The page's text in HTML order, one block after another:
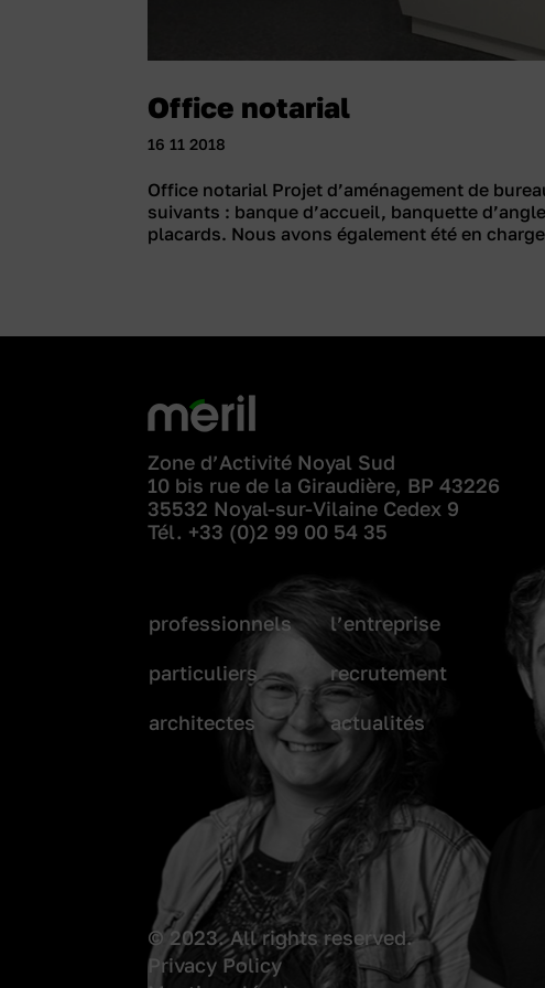
Office notarial
16 11 2018
Office notarial Projet d’aménagement de
suivants : banque d’accueil, banquette
placards. Nous avons également été en
Zone d’Activité Noyal Sud
10 bis rue de la Giraudière, BP 43226
35532 Noyal-sur-Vilaine Cedex 9
Tél. +33 (0)2 99 00 54 35
professionnels l’entreprise
particuliers recrutement
architectes actualités
© 2023. All rights reserved.
Privacy Policy